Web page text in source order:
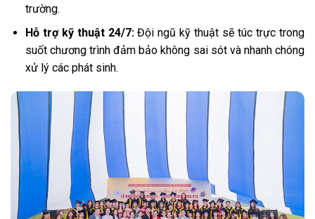
trường.
Hỗ trợ kỹ thuật 24/7:Đội ngũ kỹ thuật sẽ túc trực trong
suốt chương trình đảm bảo không sai sót và nhanh chóng
xử lý các phát sinh.